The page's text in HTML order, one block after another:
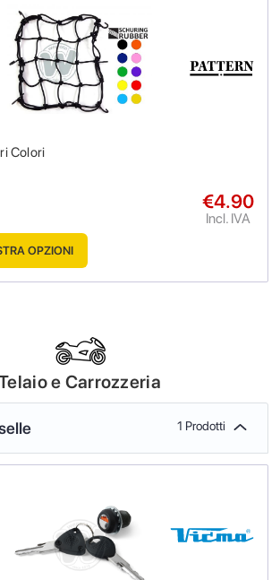
Colori
€4.90
Incl. IVA
OPZIONI
e Carrozzeria
1 Prodotti